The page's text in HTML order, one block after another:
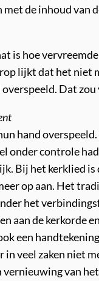
de inhoud van
is hoe
lijkt dat het niet
Dat
hand
onder controle
Bij het kerklied
op aan. Het
het
aan de kerkorde
een
in veel zaken niet
vernieuwing van